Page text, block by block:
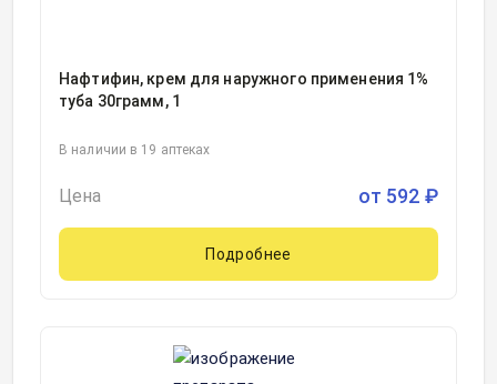
Нафтифин, крем для наружного применения 1%
туба 30грамм, 1
В наличии в 19 аптеках
Цена от 592 ₽
Подробнее